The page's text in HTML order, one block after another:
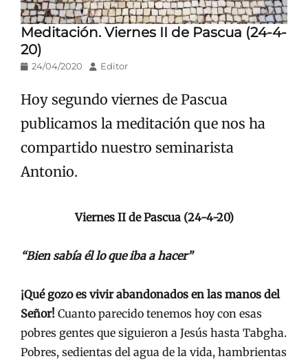
Meditación. Viernes II de Pascua (24-4-
20)
Publicado
24/04/2020 AutorEditor
Hoy segundo viernes de Pascua
publicamos la meditación que nos ha
compartido nuestro seminarista
Antonio.
Viernes II de Pascua (24-4-20)
“Bien sabía él lo que iba a hacer”
¡Qué gozo es vivir abandonados en las manos del
Señor! Cuanto parecido tenemos hoy con esas
pobres gentes que siguieron a Jesús hasta Tabgha.
Pobres, sedientas del agua de la vida, hambrientas